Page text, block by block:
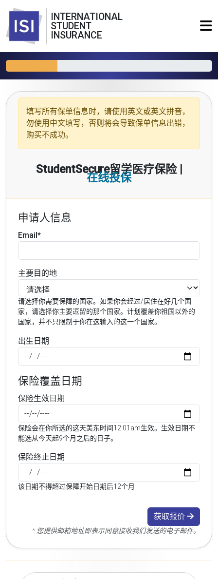
INTERNATIONAL
STUDENT
INSURANCE
填写所有保单信息时，请使用 英文或英文拼音，
勿使用中文填写，否则将会导致保单信息出错，
购买不成功。
StudentSecure留学医疗保险 |
在线投保
申请人信息
Email*
主要目的地
请选择你需要保障的国家。如果你会经过/居住在好几个国
家，请选择你主要逗留的那个国家。计划覆盖你祖国以外的
国家，并不只限制于你在这输入的这一个国家。
出生日期
保险覆盖日期
保险生效日期
保险会在你所选的这天美东时间12:01am生效。生效日期不
能选从今天起9个月之后的日子。
保险终止日期
该日期不得超过保障开始日期后12个月
获取报价
* 您提供邮箱地址即表示同意接收我们发送的电子邮件。